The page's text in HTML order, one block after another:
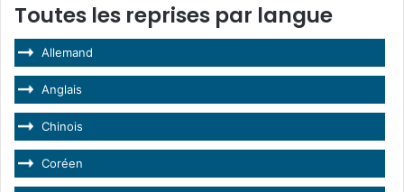
Toutes les reprises par langue
Allemand
Anglais
Chinois
Coréen